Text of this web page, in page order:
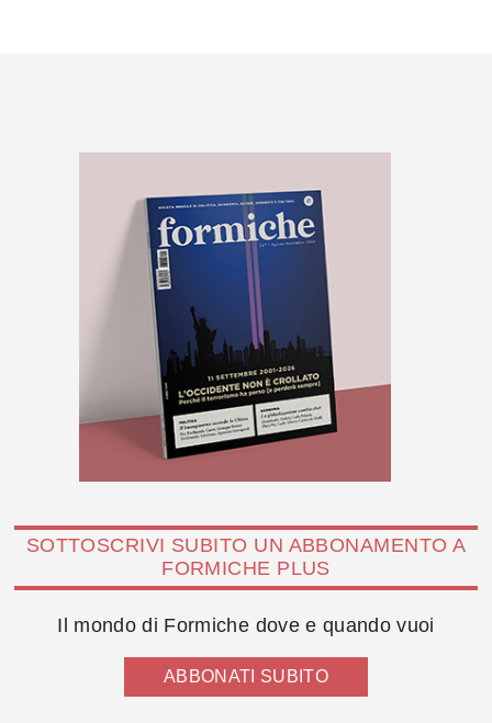
SOTTOSCRIVI SUBITO UN ABBONAMENTO A
FORMICHE PLUS
Il mondo di Formiche dove e quando vuoi
ABBONATI SUBITO